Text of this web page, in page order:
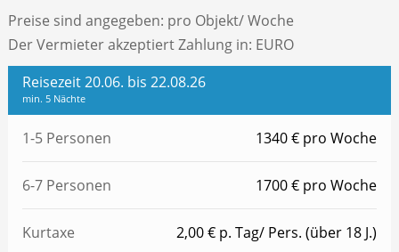
Preise sind angegeben: pro Objekt/ Woche
Der Vermieter akzeptiert Zahlung in: EURO
Reisezeit 20.06. bis 22.08.26
min. 5 Nächte
1-5 Personen 1340 € pro Woche
6-7 Personen 1700 € pro Woche
Kurtaxe 2,00 € p. Tag/ Pers. (über 18 J.)